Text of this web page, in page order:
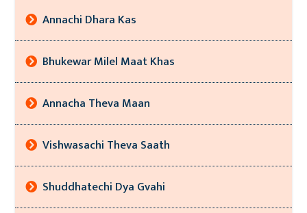
Annachi Dhara Kas
Bhukewar Milel Maat Khas
Annacha Theva Maan
Vishwasachi Theva Saath
Shuddhatechi Dya Gvahi